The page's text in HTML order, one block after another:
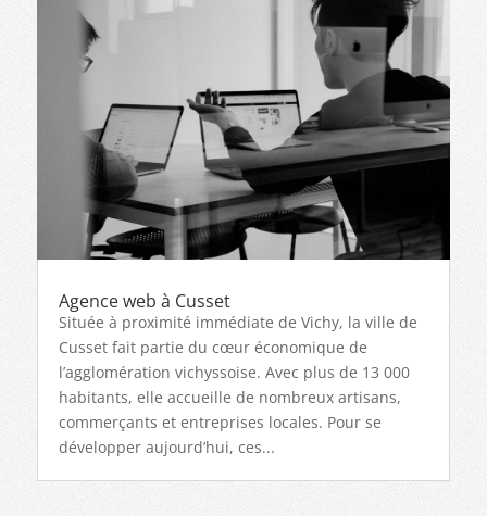
Agence web à Cusset
Située à proximité immédiate de Vichy, la ville de
Cusset fait partie du cœur économique de
l’agglomération vichyssoise. Avec plus de 13 000
habitants, elle accueille de nombreux artisans,
commerçants et entreprises locales. Pour se
développer aujourd’hui, ces...